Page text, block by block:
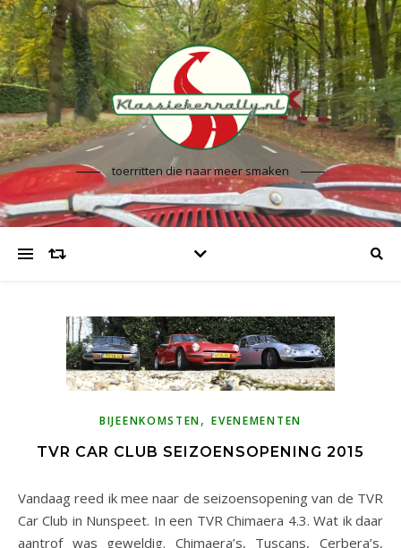
toerritten die naar meer smaken
BIJEENKOMSTEN,EVENEMENTEN
TVR CAR CLUB SEIZOENSOPENING 2015
Vandaag reed ik mee naar de seizoensopening van de TVR
Car Club in Nunspeet. In een TVR Chimaera 4.3. Wat ik daar
aantrof was geweldig. Chimaera’s, Tuscans, Cerbera’s,